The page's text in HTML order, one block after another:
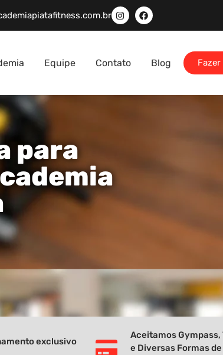
Equipe Contato Blog
para
exclusivo
Aceitamos Gympass,
e Diversas Formas de